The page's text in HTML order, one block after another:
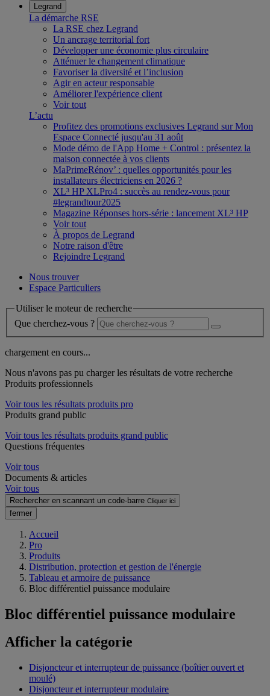
Legrand
La démarche RSE
La RSE chez Legrand
Un ancrage territorial fort
Développer une économie plus circulaire
Atténuer le changement climatique
Favoriser la diversité et l’inclusion
Agir en acteur responsable
Améliorer l'expérience client
Voir tout
L’actu
Profitez des promotions exclusives Legrand sur Mon
Espace Connecté jusqu'au 31 août
Mode démo de l'App Home + Control : présentez la
maison connectée à vos clients
MaPrimeRénov’ : quelles opportunités pour les
installateurs électriciens en 2026 ?
XL³ HP XLPro4 : succès au rendez-vous pour
#legrandtour2025
Magazine Réponses hors-série : lancement XL³ HP
Voir tout
À propos de Legrand
Notre raison d'être
Rejoindre Legrand
Nous trouver
Espace Particuliers
Utiliser le moteur de recherche
Que cherchez-vous ?
chargement en cours...
Nous n'avons pas pu charger les résultats de votre recherche
Produits professionnels
Voir tous les résultats produits pro
Produits grand public
Voir tous les résultats produits grand public
Questions fréquentes
Voir tous
Documents & articles
Voir tous
Rechercher en scannant un code-barre Cliquer ici
fermer
Accueil
Pro
Produits
Distribution, protection et gestion de l'énergie
Tableau et armoire de puissance
Bloc différentiel puissance modulaire
Bloc différentiel puissance modulaire
Afficher la catégorie
Disjoncteur et interrupteur de puissance (boîtier ouvert et
moulé)
Disjoncteur et interrupteur modulaire